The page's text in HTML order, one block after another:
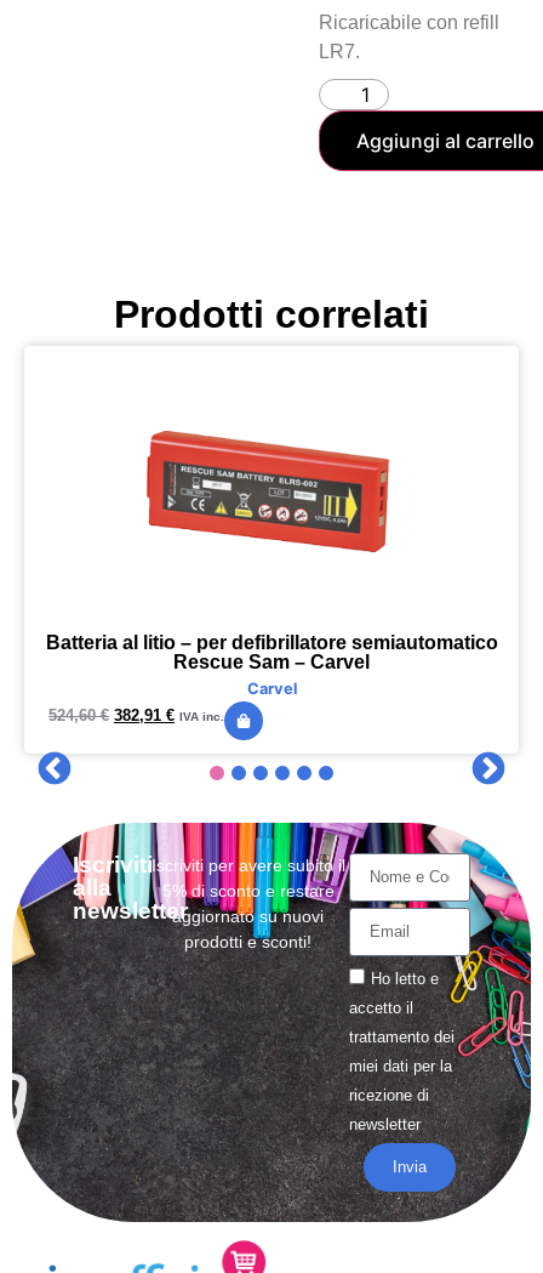
Ricaricabile con refill
LR7.
Aggiungi al carrello
Prodotti correlati
Batteria al litio – per defibrillatore semiautomatico
Rescue Sam – Carvel
Carvel
524,60€ 382,91 € IVA inc.
Iscriviti
alla
newsletter
Iscriviti per avere subito il
5% di sconto e restare
aggiornato su nuovi
prodotti e sconti!
Ho letto e
accetto il
trattamentodei
miei dati per la
ricezione di
newsletter
Invia